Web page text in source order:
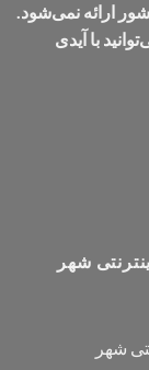
ارائه نمی‌شود.
با آیدی
شهر